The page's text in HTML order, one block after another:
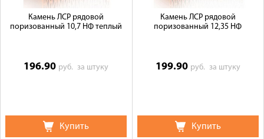
Камень ЛСР рядовой
поризованный 10,7 НФ теплый
196.90 руб.за штуку
Купить
Камень ЛСР рядовой
поризованный 12,35 НФ
199.90 руб. за штуку
Купить